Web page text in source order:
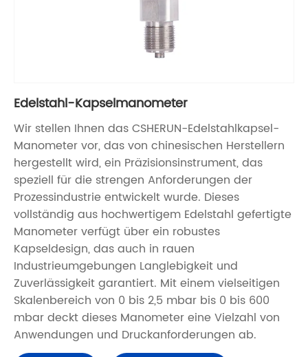
Edelstahl-Kapselmanometer
Wir stellen Ihnen das CSHERUN-Edelstahlkapsel-
Manometer vor, das von chinesischen Herstellern
hergestellt wird, ein Präzisionsinstrument, das
speziell für die strengen Anforderungen der
Prozessindustrie entwickelt wurde. Dieses
vollständig aus hochwertigem Edelstahl gefertigte
Manometer verfügt über ein robustes
Kapseldesign, das auch in rauen
Industrieumgebungen Langlebigkeit und
Zuverlässigkeit garantiert. Mit einem vielseitigen
Skalenbereich von 0 bis 2,5 mbar bis 0 bis 600
mbar deckt dieses Manometer eine Vielzahl von
Anwendungen und Druckanforderungen ab.